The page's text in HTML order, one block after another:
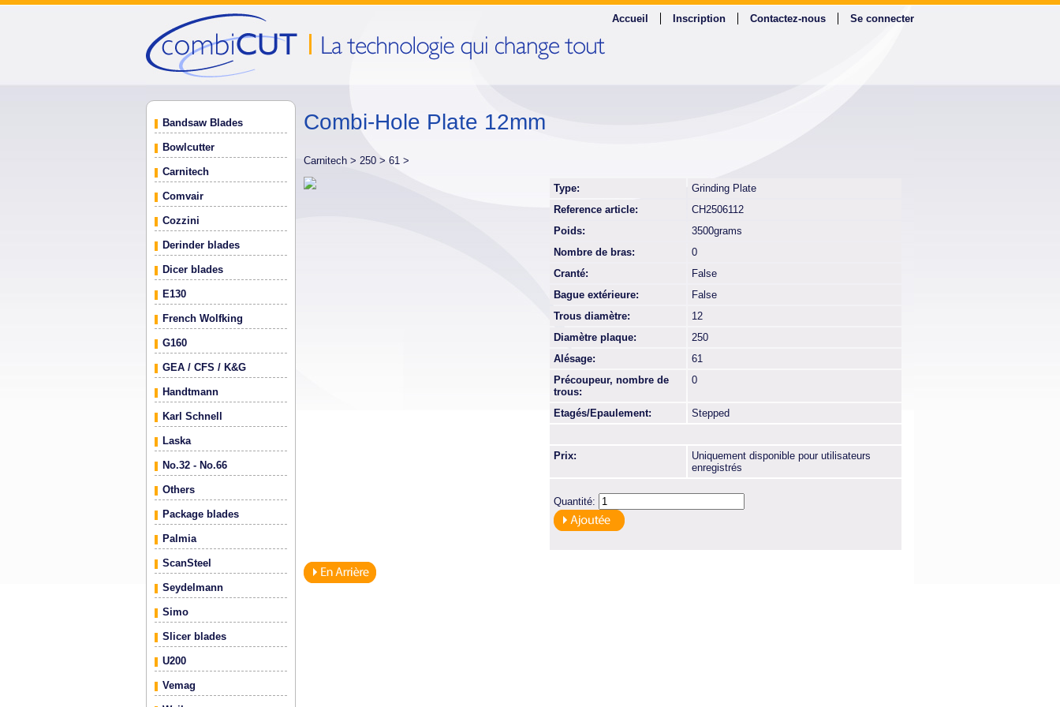
Se connecter
Contactez-nous
Inscription
Accueil
Bandsaw Blades
Bowlcutter
Carnitech
Comvair
Cozzini
Derinder blades
Dicer blades
E130
French Wolfking
G160
GEA / CFS / K&G
Handtmann
Karl Schnell
Laska
No.32 - No.66
Others
Package blades
Palmia
ScanSteel
Seydelmann
Simo
Slicer blades
U200
Vemag
Combi-Hole Plate 12mm
Carnitech > 250 > 61 >
Type:
Grinding Plate
Reference article:
CH2506112
Poids:
3500grams
Nombre de bras:
0
Cranté:
False
Bague extérieure:
False
Trous diamètre:
12
Diamètre plaque:
250
Alésage:
61
Précoupeur, nombre de
trous:
0
Etagés/Epaulement: Stepped
Prix:
Uniquement disponible pour utilisateurs
enregistrés
Quantité: